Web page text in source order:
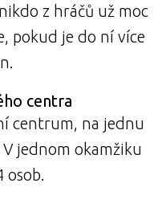
z hráčů už moc
pokud je do ní více
centra
centrum, na jednu
jednom okamžiku
osob.